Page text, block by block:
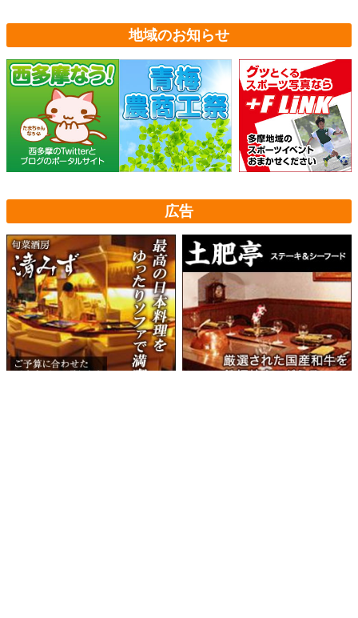
地域のお知らせ
広告